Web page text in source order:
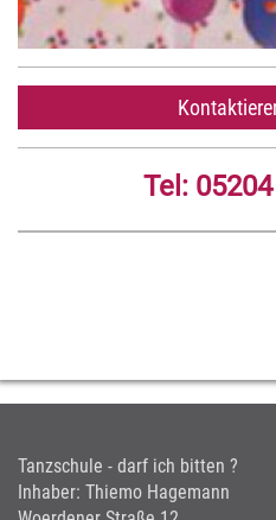
Tel:
Tanzschule - darf ich bitten ?
Inhaber: Thiemo Hagemann